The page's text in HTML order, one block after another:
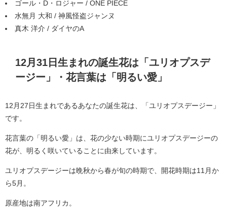
ゴール・D・ロジャー / ONE PIECE
水無月 大和 / 神風怪盗ジャンヌ
真木 洋介 / ダイヤのA
12月31日生まれの誕生花は「ユリオプスデ
ージー」・花言葉は「明るい愛」
12月27日生まれであるあなたの誕生花は、「ユリオプスデージー」
です。
花言葉の「明るい愛」は、花の少ない時期にユリオプスデージーの
花が、明るく咲いていることに由来しています。
ユリオプスデージーは晩秋から春が旬の時期で、開花時期は11月か
ら5月。
原産地は南アフリカ。